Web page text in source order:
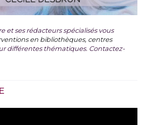
et ses rédacteurs spécialisés vous
en bibliothèques, centres
différentes thématiques. Contactez-